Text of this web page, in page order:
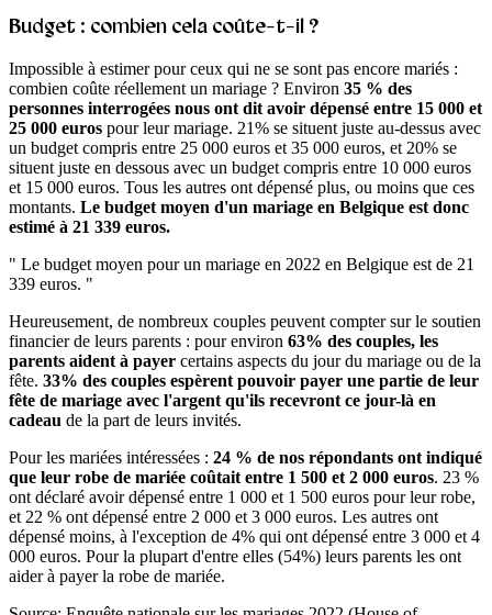
Budget : combien cela coûte-t-il ?
Impossible à estimer pour ceux qui ne se sont pas encore mariés :
combien coûte réellement un mariage ? Environ 35 % des
personnes interrogées nous ont dit avoir dépensé entre 15 000 et
25 000 euros pour leur mariage. 21% se situent juste au-dessus avec
un budget compris entre 25 000 euros et 35 000 euros, et 20% se
situent juste en dessous avec un budget compris entre 10 000 euros
et 15 000 euros. Tous les autres ont dépensé plus, ou moins que ces
montants. Le budget moyen d'un mariage en Belgique est donc
estimé à 21 339 euros.
" Le budget moyen pour un mariage en 2022 en Belgique est de 21
339 euros. "
Heureusement, de nombreux couples peuvent compter sur le soutien
financier de leurs parents : pour environ 63% des couples, les
parents aident à payer certains aspects du jour du mariage ou de la
fête. 33% des couples espèrent pouvoir payer une partie de leur
fête de mariage avec l'argent qu'ils recevront ce jour-là en
cadeau de la part de leurs invités.
Pour les mariées intéressées : 24 % de nos répondants ont indiqué
que leur robe de mariée coûtait entre 1 500 et 2 000 euros. 23 %
ont déclaré avoir dépensé entre 1 000 et 1 500 euros pour leur robe,
et 22 % ont dépensé entre 2 000 et 3 000 euros. Les autres ont
dépensé moins, à l'exception de 4% qui ont dépensé entre 3 000 et 4
000 euros. Pour la plupart d'entre elles (54%) leurs parents les ont
aider à payer la robe de mariée.